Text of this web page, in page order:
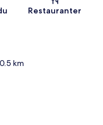
Restauranter
km